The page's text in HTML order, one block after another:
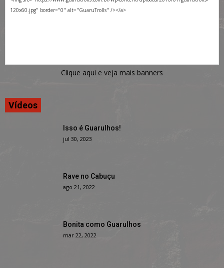
Clique aqui e veja mais banners
Vídeos
Isso é Guarulhos!
jul 30, 2023
Rave no Cabuçu
ago 21, 2022
Bonita como Guarulhos
mar 22, 2022